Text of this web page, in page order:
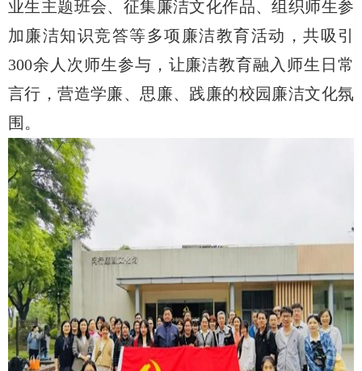
业生主题班会、征集廉洁文化作品、组织师生参
加廉洁知识竞答等多项廉洁教育活动，共吸引
300余人次师生参与，让廉洁教育融入师生日常
言行，营造学廉、思廉、践廉的校园廉洁文化氛
围。